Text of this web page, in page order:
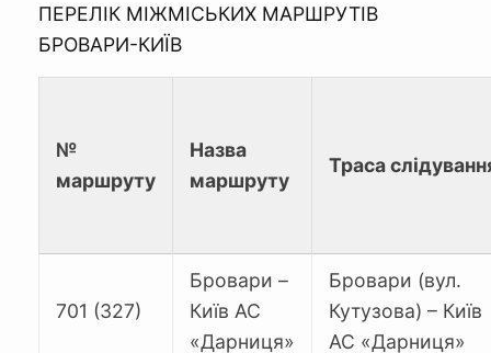
ПЕРЕЛІК МІЖМІСЬКИХ МАРШРУТІВ
БРОВАРИ-КИЇВ
№
маршруту
Назва
маршруту
Траса
701 (327)
Бровари –
Київ АС
«Дарниця»
Бровари (вул.
Кутузова) – Київ
АС «Дарниця»